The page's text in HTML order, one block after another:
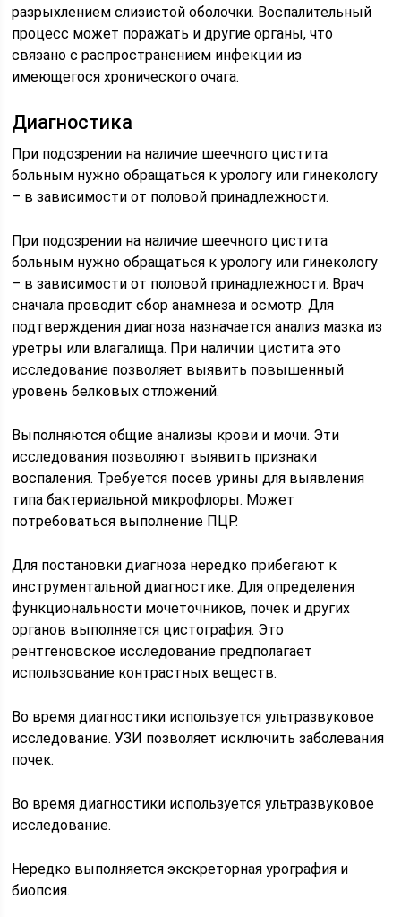
разрыхлением слизистой оболочки. Воспалительный
процесс может поражать и другие органы, что
связано с распространением инфекции из
имеющегося хронического очага.
Диагностика
При подозрении на наличие шеечного цистита
больным нужно обращаться к урологу или гинекологу
– в зависимости от половой принадлежности.
При подозрении на наличие шеечного цистита
больным нужно обращаться к урологу или гинекологу
– в зависимости от половой принадлежности. Врач
сначала проводит сбор анамнеза и осмотр. Для
подтверждения диагноза назначается анализ мазка из
уретры или влагалища. При наличии цистита это
исследование позволяет выявить повышенный
уровень белковых отложений.
Выполняются общие анализы крови и мочи. Эти
исследования позволяют выявить признаки
воспаления. Требуется посев урины для выявления
типа бактериальной микрофлоры. Может
потребоваться выполнение ПЦР.
Для постановки диагноза нередко прибегают к
инструментальной диагностике. Для определения
функциональности мочеточников, почек и других
органов выполняется цистография. Это
рентгеновское исследование предполагает
использование контрастных веществ.
Во время диагностики используется ультразвуковое
исследование. УЗИ позволяет исключить заболевания
почек.
Во время диагностики используется ультразвуковое
исследование.
Нередко выполняется экскреторная урография и
биопсия.